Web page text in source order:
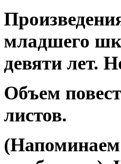
младшего
девяти лет.
Объем
листов.